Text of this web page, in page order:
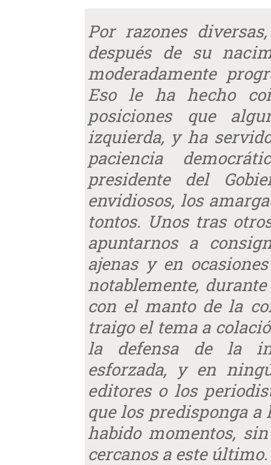
Por razones
después de su
moderadamente
Eso le ha hecho
posiciones que
izquierda, y ha
paciencia
presidente del
envidiosos, los
tontos. Unos tras
apuntarnos a
ajenas y en
notablemente,
con el manto de la
traigo el tema a
la defensa de la
esforzada, y en
editores o los
que los predisponga
habido momentos,
cercanos a este último.